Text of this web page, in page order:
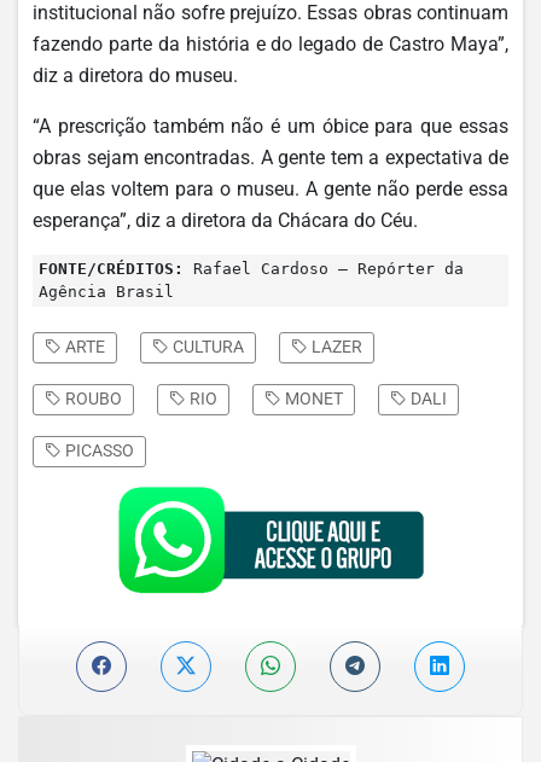
institucional não sofre prejuízo. Essas obras continuam
fazendo parte da história e do legado de Castro Maya”,
diz a diretora do museu.
“A prescrição também não é um óbice para que essas
obras sejam encontradas. A gente tem a expectativa de
que elas voltem para o museu. A gente não perde essa
esperança”, diz a diretora da Chácara do Céu.
FONTE/CRÉDITOS:
Rafael Cardoso – Repórter da
Agência Brasil
ARTE CULTURA LAZER
ROUBO RIO MONET DALI
PICASSO